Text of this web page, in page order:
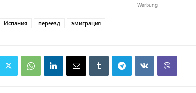
Werbung
Испания переезд эмиграция